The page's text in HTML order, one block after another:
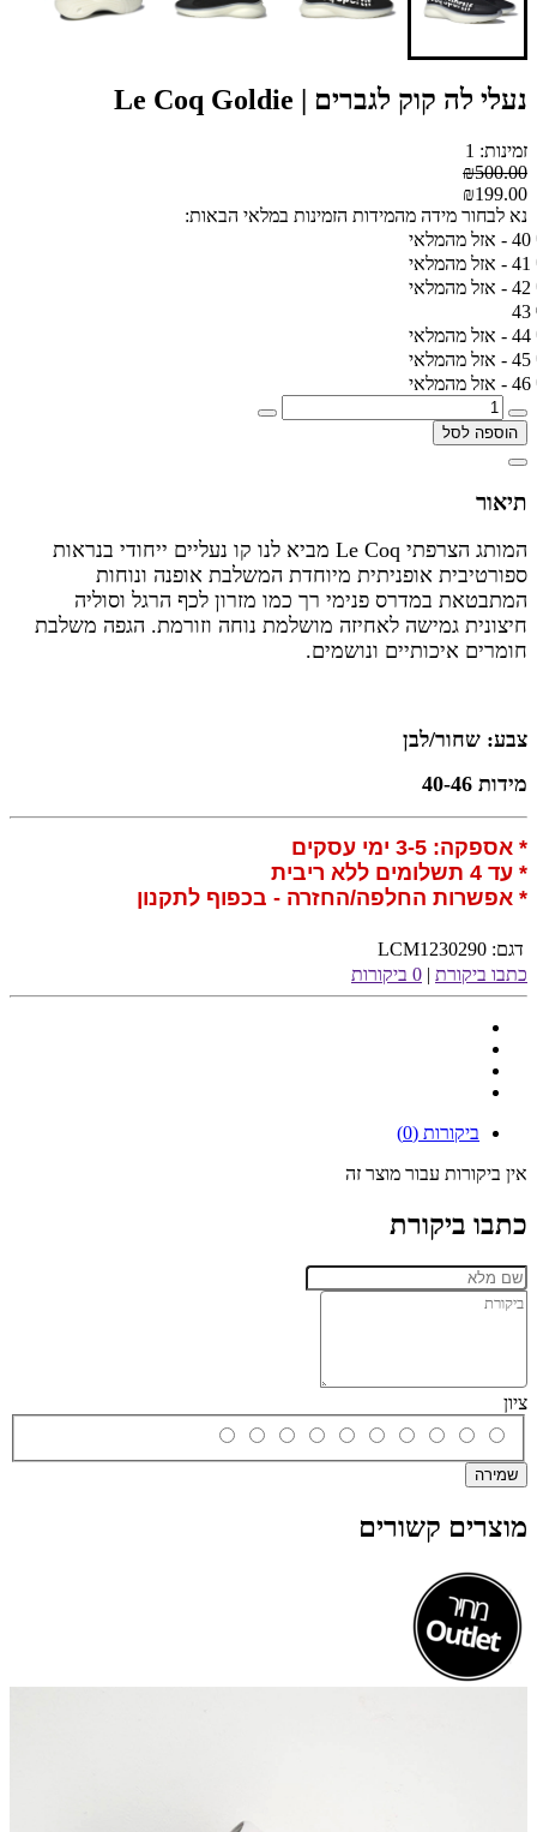
נעלי לה קוק לגברים | Le Coq Goldie
זמינות: 1
₪500.00
₪199.00
נא לבחור מידה מהמידות הזמינות במלאי הבאות:
40 - אזל מהמלאי
41 - אזל מהמלאי
42 - אזל מהמלאי
43
44 - אזל מהמלאי
45 - אזל מהמלאי
46 - אזל מהמלאי
הוספה לסל
תיאור
המותג הצרפתי Le Coq מביא לנו קו נעליים ייחודי בנראות
ספורטיבית אופניתית מיוחדת המשלבת אופנה ונוחות
המתבטאת במדרס פנימי רך כמו מזרון לכף הרגל וסוליה
חיצונית גמישה לאחיזה מושלמת נוחה וזורמת. הגפה משלבת
חומרים איכותיים ונושמים.
צבע: שחור/לבן
מידות 40-46
* אספקה: 3-5 ימי עסקים
* עד 4 תשלומים ללא ריבית
* אפשרות החלפה/החזרה - בכפוף לתקנון
דגם: LCM1230290
כתבו ביקורת | 0 ביקורות
ביקורות (0)
אין ביקורות עבור מוצר זה
כתבו ביקורת
ציון
שמירה
מוצרים קשורים